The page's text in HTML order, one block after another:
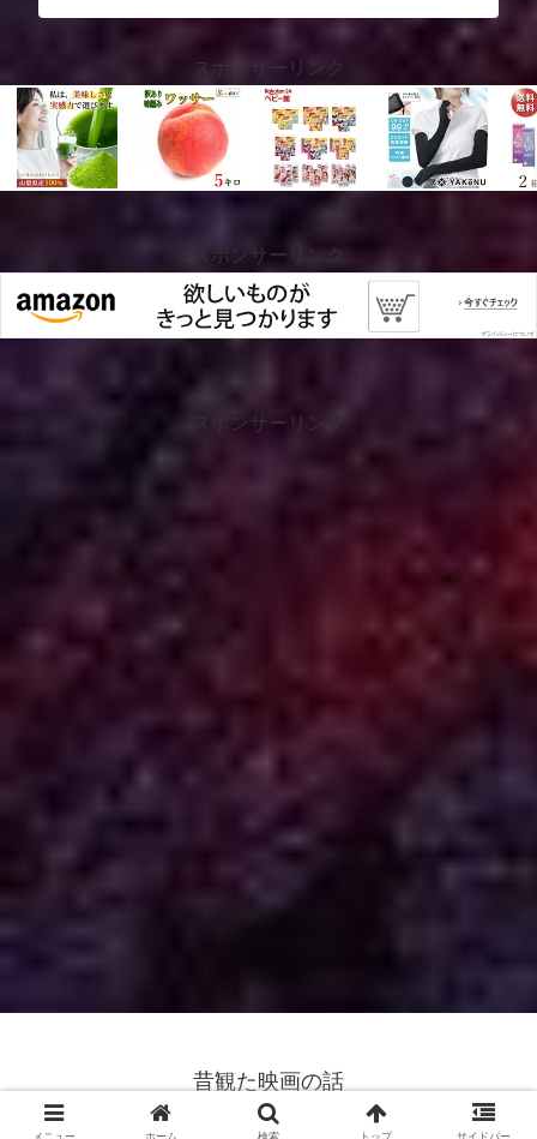
スポンサーリンク
スポンサーリンク
スポンサーリンク
昔観た映画の話
© 2024 昔観た映画の話.
メニュー ホーム 検索 トップ サイドバー